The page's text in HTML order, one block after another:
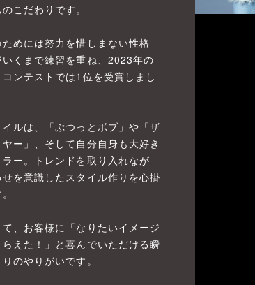
こだわりです。
めには努力を惜しまない性格
くまで練習を重ね、2023年の
ンテストでは1位を受賞しまし
ルは、「ぷつっとボブ」や「ザ
ー」、そして自分自身も大好き
ー。トレンドを取り入れなが
を意識したスタイル作りを心掛
、お客様に「なりたいイメージ
えた！」と喜んでいただける瞬
のやりがいです。